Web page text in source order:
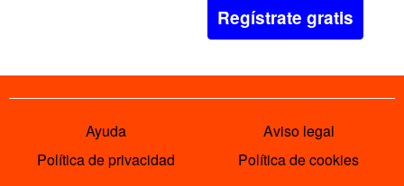
Regístrate gratis
Ayuda
Aviso legal
Política de privacidad
Política de cookies